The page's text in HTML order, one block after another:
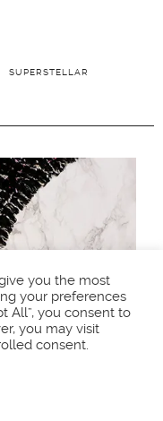
SUPERSTELLAR
you the most
your preferences
All”, you consent to
you may visit
consent.